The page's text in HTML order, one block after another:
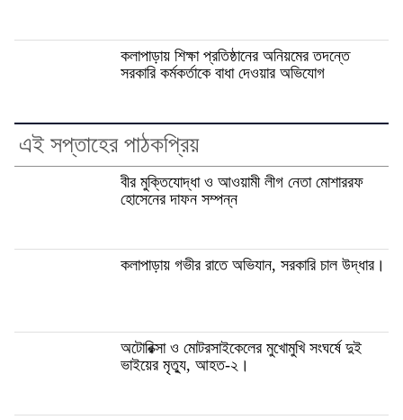
কলাপাড়ায় শিক্ষা প্রতিষ্ঠানের অনিয়মের তদন্তে
সরকারি কর্মকর্তাকে বাধা দেওয়ার অভিযোগ
এই সপ্তাহের পাঠকপ্রিয়
বীর মুক্তিযোদ্ধা ও আওয়ামী লীগ নেতা মোশাররফ
হোসেনের দাফন সম্পন্ন
কলাপাড়ায় গভীর রাতে অভিযান, সরকারি চাল উদ্ধার।
অটোরিক্সা ও মোটরসাইকেলের মুখোমুখি সংঘর্ষে দুই
ভাইয়ের মৃত্যু, আহত-২।